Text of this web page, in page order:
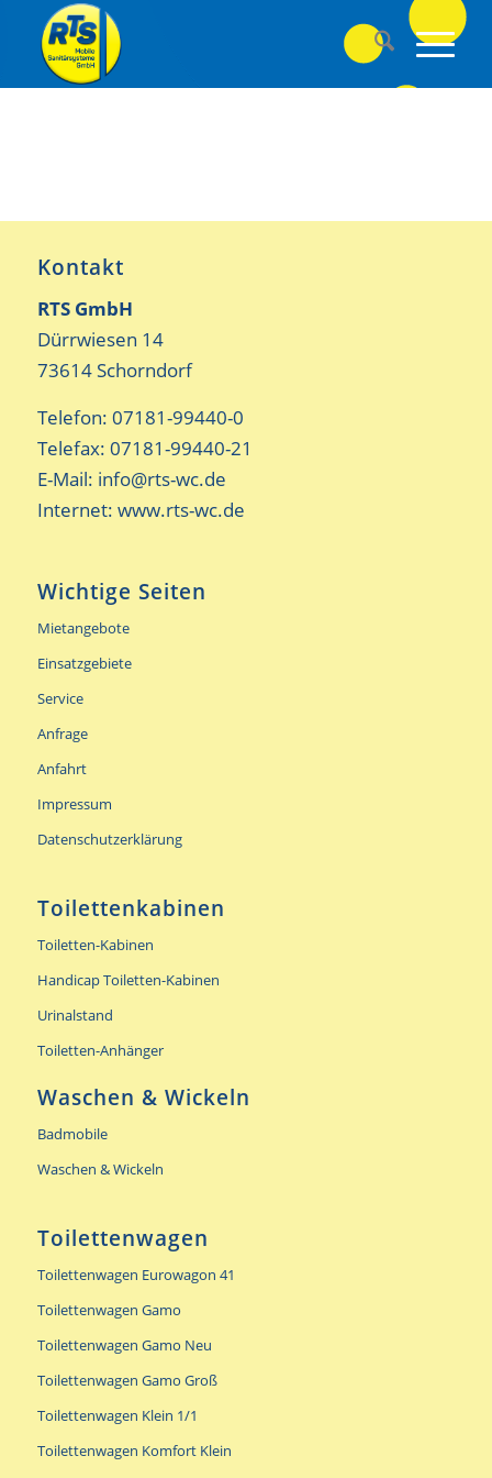
Kontakt
RTS GmbH
Dürrwiesen 14
73614 Schorndorf
Telefon: 07181-99440-0
Telefax: 07181-99440-21
E-Mail: info@rts-wc.de
Internet: www.rts-wc.de
Wichtige Seiten
Mietangebote
Einsatzgebiete
Service
Anfrage
Anfahrt
Impressum
Datenschutzerklärung
Toilettenkabinen
Toiletten-Kabinen
Handicap Toiletten-Kabinen
Urinalstand
Toiletten-Anhänger
Waschen & Wickeln
Badmobile
Waschen & Wickeln
Toilettenwagen
Toilettenwagen Eurowagon 41
Toilettenwagen Gamo
Toilettenwagen Gamo Neu
Toilettenwagen Gamo Groß
Toilettenwagen Klein 1/1
Toilettenwagen Komfort Klein